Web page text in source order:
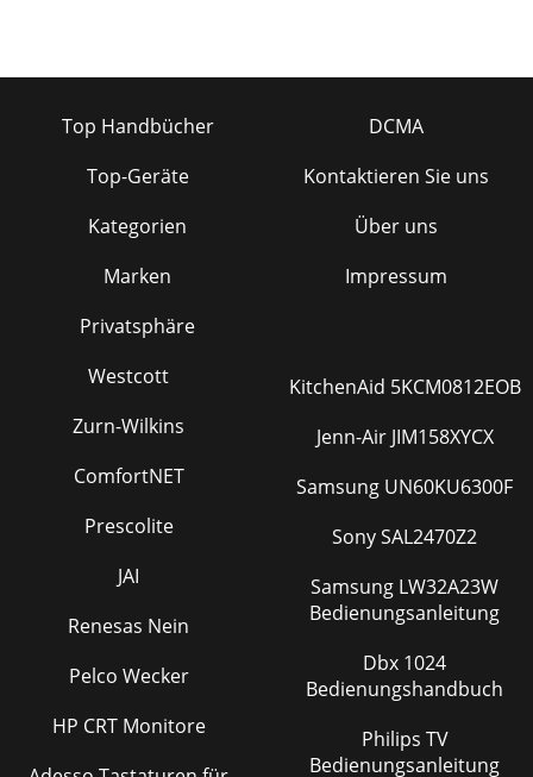
Top Handbücher
Top-Geräte
Kategorien
Marken
Privatsphäre
DCMA
Kontaktieren Sie uns
Über uns
Impressum
Westcott
Zurn-Wilkins
ComfortNET
Prescolite
JAI
Renesas Nein
Pelco Wecker
HP CRT Monitore
KitchenAid 5KCM0812EOB
Jenn-Air JIM158XYCX
Samsung UN60KU6300F
Sony SAL2470Z2
Samsung LW32A23W
Bedienungsanleitung
Dbx 1024
Bedienungshandbuch
Philips TV
Bedienungsanleitung